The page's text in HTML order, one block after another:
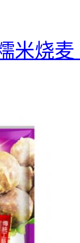
米烧麦